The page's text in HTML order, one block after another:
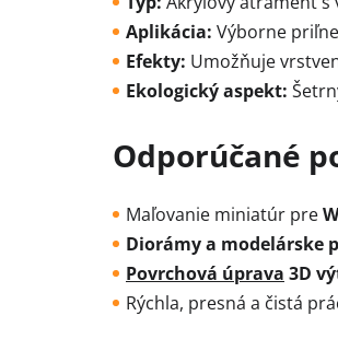
Aplikácia: Výborne
Efekty: Umožňuje
Ekologický aspekt:
Odporúčané
Maľovanie miniatúr pre
Diorámy a modelárske
Povrchová úprava 3D
Rýchla, presná a čistá